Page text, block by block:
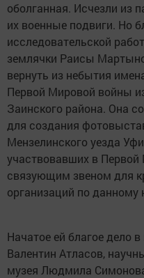
оболганная. Исчезли из
их военные подвиги. Но
исследовательской
землячки Раисы
вернуть из небытия
Первой Мировой войны
Заинского района. Она
для создания
Мензелинского уезда
участвовавших в
связующим звеном для
организаций по данному
Начатое ей благое дело
Валентин Атласов,
музея Людмила